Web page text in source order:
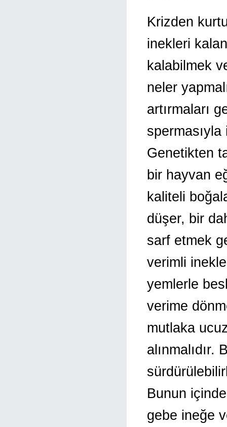
Krizden
inekleri
kalabilmek
neler
artırmaları
Genetikten
bir hayvan
kaliteli
düşer, bir
sarf etmek
verimli
yemlerle
verime
mutlaka
alınmalıdır.
Bunun
gebe ineğe